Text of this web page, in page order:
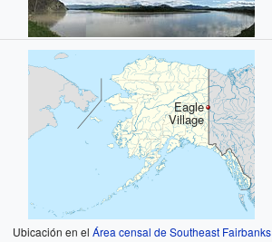
Eagle
Village
Ubicación en el Área censal de Southeast Fairbanks